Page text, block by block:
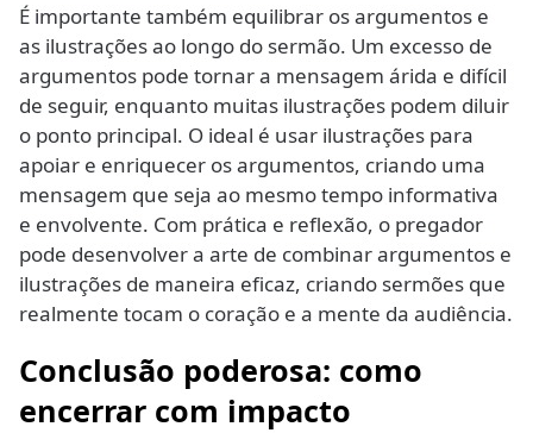
É importante também equilibrar os argumentos e
as ilustrações ao longo do sermão. Um excesso de
argumentos pode tornar a mensagem árida e difícil
de seguir, enquanto muitas ilustrações podem diluir
o ponto principal. O ideal é usar ilustrações para
apoiar e enriquecer os argumentos, criando uma
mensagem que seja ao mesmo tempo informativa
e envolvente. Com prática e reflexão, o pregador
pode desenvolver a arte de combinar argumentos e
ilustrações de maneira eficaz, criando sermões que
realmente tocam o coração e a mente da audiência.
Conclusão poderosa: como
encerrar com impacto